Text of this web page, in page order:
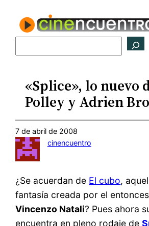
contenido
«Splice», lo nuevo
Polley y Adrien
7 de abril de 2008
cinencuentro
¿Se acuerdan de El cubo,
fantasía creada por el
Vincenzo Natali? Pues ahora
encuentra en pleno rodaje de